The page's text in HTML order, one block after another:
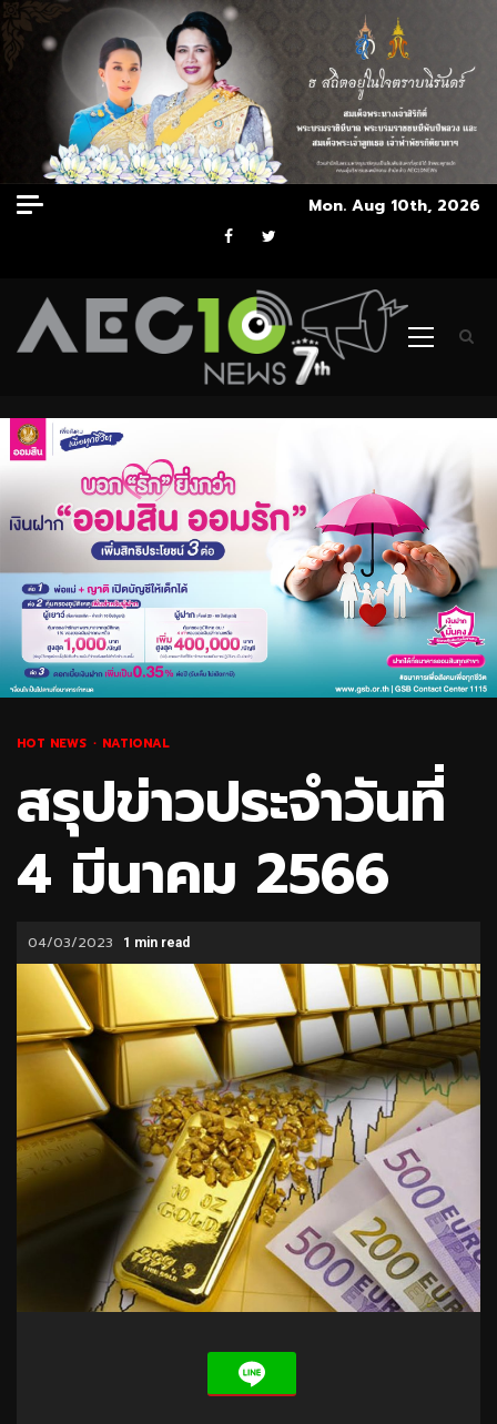
Skip
to
Mon. Aug 10th, 2026
Facebook
Twitter
Primary
HOT NEWS NATIONAL
สรุปข่าวประจำวันที่
4 มีนาคม 2566
04/03/2023 1 min read